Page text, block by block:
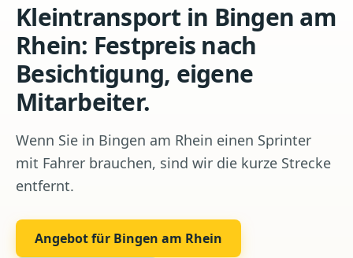
Kleintransport in Bingen am
Rhein: Festpreis nach
Besichtigung, eigene
Mitarbeiter.
Wenn Sie in Bingen am Rhein einen Sprinter
mit Fahrer brauchen, sind wir die kurze Strecke
entfernt.
Angebot für Bingen am Rhein